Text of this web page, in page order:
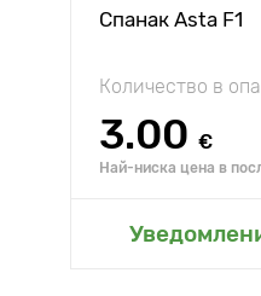
Спанак Asta F1
Количество в
3.00 €
Най-ниска цена в